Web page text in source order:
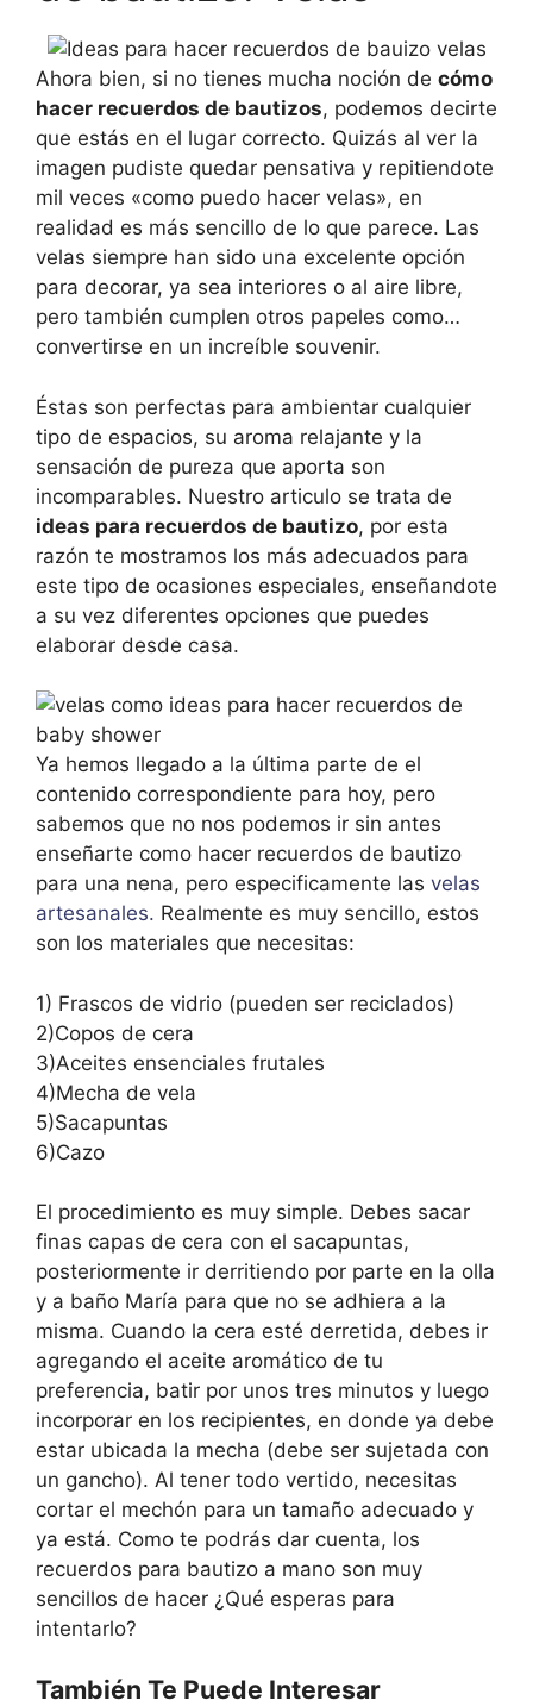
Ahora bien, si no tienes mucha noción de cómo
hacer recuerdos de bautizos, podemos decirte
que estás en el lugar correcto. Quizás al ver la
imagen pudiste quedar pensativa y repitiendote
mil veces «como puedo hacer velas», en
realidad es más sencillo de lo que parece. Las
velas siempre han sido una excelente opción
para decorar, ya sea interiores o al aire libre,
pero también cumplen otros papeles como…
convertirse en un increíble souvenir.
Éstas son perfectas para ambientar cualquier
tipo de espacios, su aroma relajante y la
sensación de pureza que aporta son
incomparables. Nuestro articulo se trata de
ideas para recuerdos de bautizo, por esta
razón te mostramos los más adecuados para
este tipo de ocasiones especiales, enseñandote
a su vez diferentes opciones que puedes
elaborar desde casa.
Ya hemos llegado a la última parte de el
contenido correspondiente para hoy, pero
sabemos que no nos podemos ir sin antes
enseñarte como hacer recuerdos de bautizo
para una nena, pero especificamente las velas
artesanales. Realmente es muy sencillo, estos
son los materiales que necesitas:
1) Frascos de vidrio (pueden ser reciclados)
2)Copos de cera
3)Aceites ensenciales frutales
4)Mecha de vela
5)Sacapuntas
6)Cazo
El procedimiento es muy simple. Debes sacar
finas capas de cera con el sacapuntas,
posteriormente ir derritiendo por parte en la olla
y a baño María para que no se adhiera a la
misma. Cuando la cera esté derretida, debes ir
agregando el aceite aromático de tu
preferencia, batir por unos tres minutos y luego
incorporar en los recipientes, en donde ya debe
estar ubicada la mecha (debe ser sujetada con
un gancho). Al tener todo vertido, necesitas
cortar el mechón para un tamaño adecuado y
ya está. Como te podrás dar cuenta, los
recuerdos para bautizo a mano son muy
sencillos de hacer ¿Qué esperas para
intentarlo?
También Te Puede Interesar